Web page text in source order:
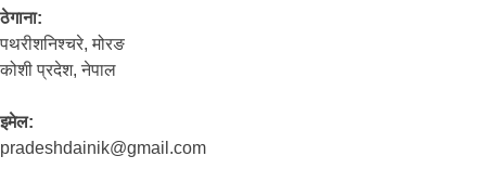
ठेगाना:
पथरीशनिश्‍चरे, मोरङ
कोशी प्रदेश, नेपाल
इमेल:
pradeshdainik@gmail.com